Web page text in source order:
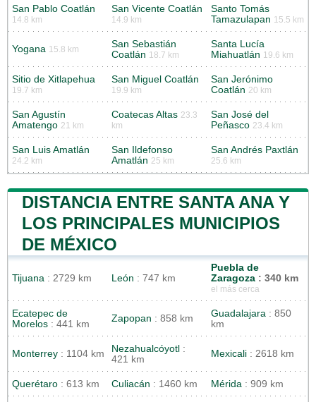
San Pablo Coatlán
14.8 km
San Vicente Coatlán
14.9 km
Santo Tomás
Tamazulapan 15.5 km
Yogana 15.8 km
San Sebastián
Coatlán 18.7 km
Santa Lucía
Miahuatlán 19.6 km
Sitio de Xitlapehua
19.7 km
San Miguel Coatlán
19.9 km
San Jerónimo
Coatlán 20 km
San Agustín
Amatengo 21 km
Coatecas Altas 23.3
km
San José del
Peñasco 23.4 km
San Luis Amatlán
24.2 km
San Ildefonso
Amatlán 25 km
San Andrés Paxtlán
25.6 km
DISTANCIA ENTRE SANTA ANA Y
LOS PRINCIPALES MUNICIPIOS
DE MÉXICO
Tijuana : 2729 km León : 747 km
Puebla de
Zaragoza : 340 km
el más cerca
Ecatepec de
Morelos : 441 km
Zapopan : 858 km Guadalajara : 850
km
Monterrey : 1104 km Nezahualcóyotl :
421 km
Mexicali : 2618 km
Querétaro : 613 km Culiacán : 1460 km Mérida : 909 km